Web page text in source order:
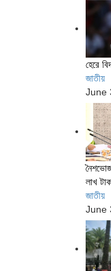
হেরে
জাতীয়
June
লাখ
জাতীয়
June